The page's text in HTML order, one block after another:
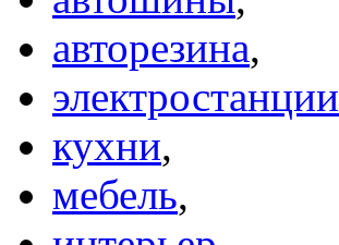
авторезина,
электростанции
кухни,
мебель,